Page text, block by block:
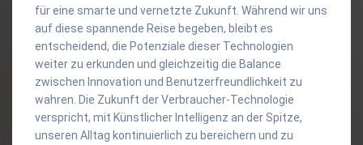
für eine smarte und vernetzte Zukunft. Während wir uns
auf diese spannende Reise begeben, bleibt es
entscheidend, die Potenziale dieser Technologien
weiter zu erkunden und gleichzeitig die Balance
zwischen Innovation und Benutzerfreundlichkeit zu
wahren. Die Zukunft der Verbraucher-Technologie
verspricht, mit Künstlicher Intelligenz an der Spitze,
unseren Alltag kontinuierlich zu bereichern und zu